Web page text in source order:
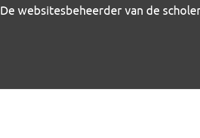
De websitesbeheerder van de